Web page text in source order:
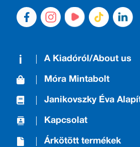
A Kiadóról/About us
Móra Mintabolt
Janikovszky Éva
Kapcsolat
Árkötött termékek